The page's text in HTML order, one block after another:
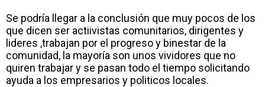
Se podría llegar a la conclusión que muy pocos de los
que dicen ser actiivistas comunitarios, dirigentes y
lideres ,trabajan por el progreso y binestar de la
comunidad, la mayoría son unos vividores que no
quiren trabajar y se pasan todo el tiempo solicitando
ayuda a los empresarios y politicos locales.